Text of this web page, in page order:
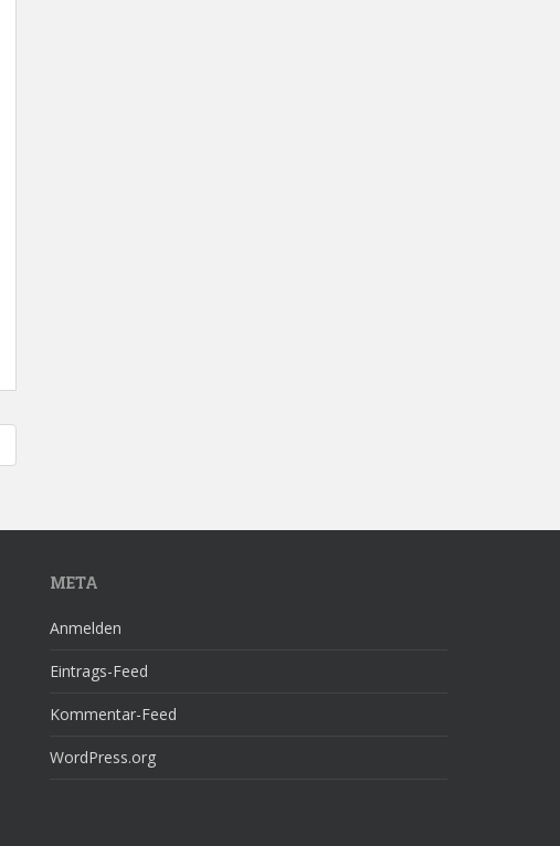
META
Anmelden
Eintrags-Feed
Kommentar-Feed
WordPress.org